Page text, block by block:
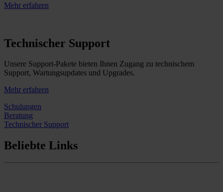
Mehr erfahren
Technischer Support
Unsere Support-Pakete bieten Ihnen Zugang zu technischem
Support, Wartungsupdates und Upgrades.
Mehr erfahren
Schulungen
Beratung
Technischer Support
Beliebte Links